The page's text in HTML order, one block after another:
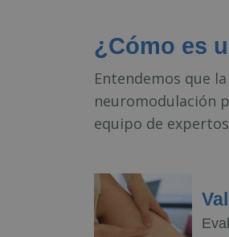
¿Cómo es
Entendemos que
neuromodulación
equipo de